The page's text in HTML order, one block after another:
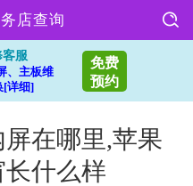
店查询
客服
、主板维
[详细]
免费
预约
在哪里,苹果
长什么样